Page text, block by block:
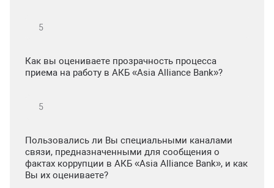
Как вы оцениваете прозрачность процесса
приема на работу в АКБ «Asia Alliance Bank»?
Пользовались ли Вы специальными каналами
связи, предназначенными для сообщения о
фактах коррупции в АКБ «Asia Alliance Bank», и как
Вы их оцениваете?